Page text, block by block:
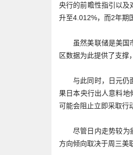
央行的前瞻性指引以及
升至4.012%，而2年期
虽然美联储是美
区数据为此提供了支撑
与此同时，日元仍
果日本央行出人意料地
可能会阻止立即采取行
尽管日内走势较为
方向倾向取决于周三美